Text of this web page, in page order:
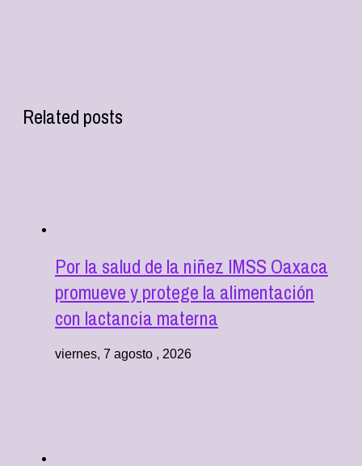
Related posts
Por la salud de la niñez IMSS Oaxaca
promueve y protege la alimentación
con lactancia materna
viernes, 7 agosto , 2026